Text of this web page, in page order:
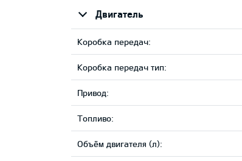
Двигатель
Коробка передач:
Коробка передач тип:
Привод:
Tопливо:
Объём двигателя (л):